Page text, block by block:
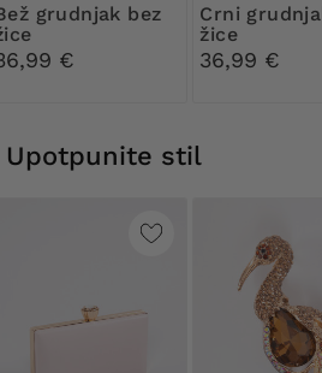
bez
€
Crni grudnjak bez
žice
36,99 €
Upotpunite stil